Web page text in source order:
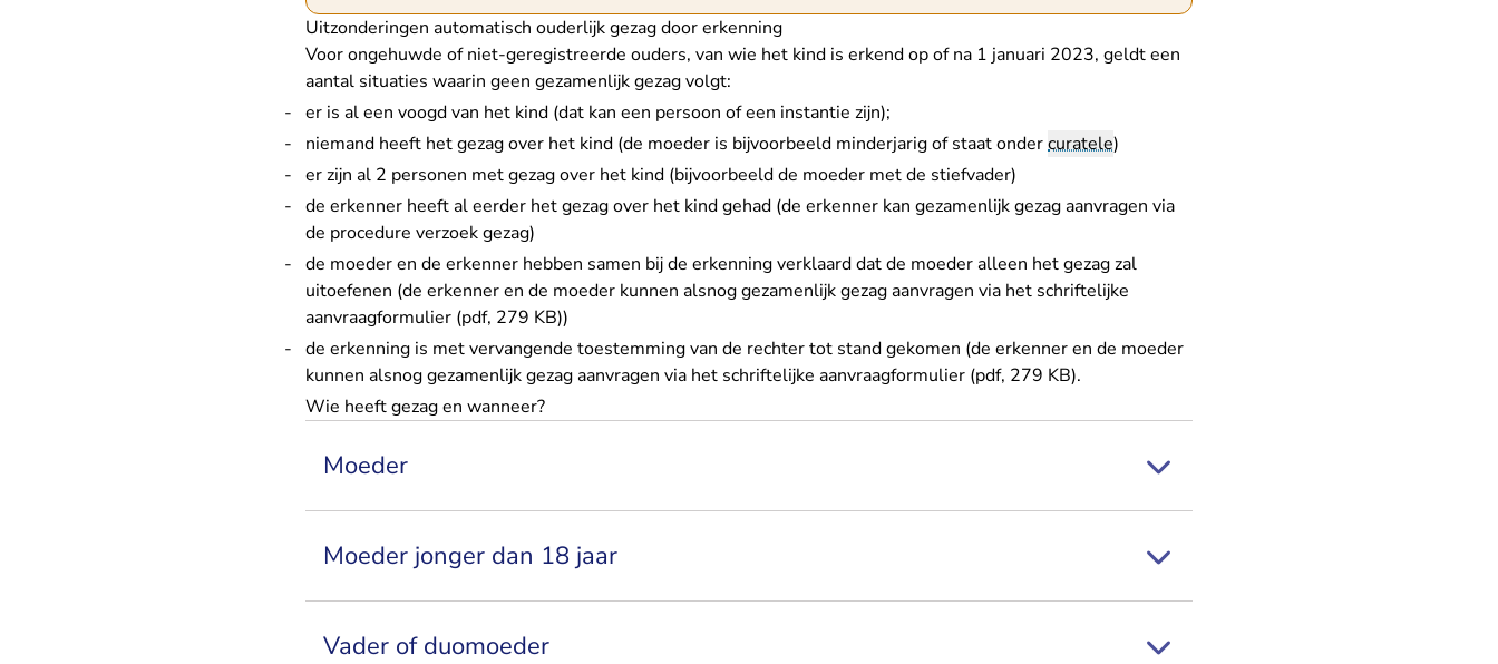
Uitzonderingen automatisch ouderlijk gezag door erkenning
Voor ongehuwde of niet-geregistreerde ouders, van wie het kind is erkend op of na 1 januari 2023, geldt een
aantal situaties waarin geen gezamenlijk gezag volgt:
er is al een voogd van het kind (dat kan een persoon of een instantie zijn);
niemand heeft het gezag over het kind (de moeder is bijvoorbeeld minderjarig of staat ondercuratele)
er zijn al 2 personen met gezag over het kind (bijvoorbeeld de moeder met de stiefvader)
de erkenner heeft al eerder het gezag over het kind gehad (de erkenner kan gezamenlijk gezag aanvragen via
de procedure verzoek gezag)
de moeder en de erkenner hebben samen bij de erkenning verklaard dat de moeder alleen het gezag zal
uitoefenen (de erkenner en de moeder kunnen alsnog gezamenlijk gezag aanvragen via het schriftelijke
aanvraagformulier (pdf, 279 KB))
de erkenning is metvervangende toestemming van de rechtertot stand gekomen (de erkenner en de moeder
kunnen alsnog gezamenlijk gezag aanvragen via het schriftelijke aanvraagformulier (pdf, 279 KB).
Wie heeft gezag en wanneer?
Moeder
Moeder jonger dan 18 jaar
Vader of duomoeder